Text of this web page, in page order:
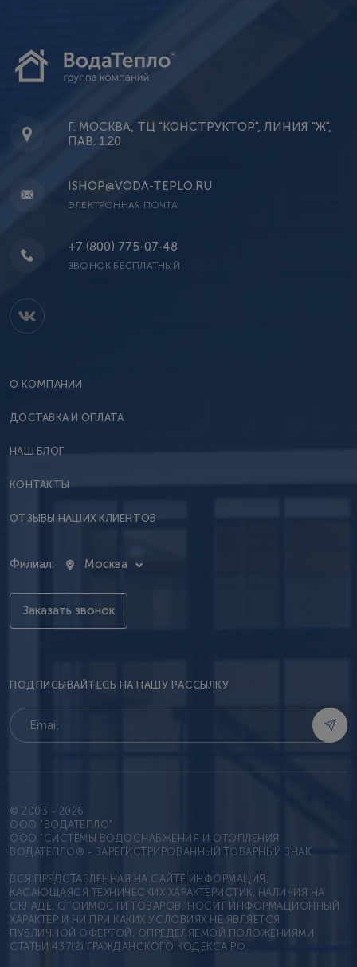
Г. МОСКВА, ТЦ "КОНСТРУКТОР", ЛИНИЯ "Ж",
ПАВ. 1.20
ISHOP@VODA-TEPLO.RU
ЭЛЕКТРОННАЯ ПОЧТА
+7 (800) 775-07-48
ЗВОНОК БЕСПЛАТНЫЙ
О КОМПАНИИ
ДОСТАВКА И ОПЛАТА
НАШ БЛОГ
КОНТАКТЫ
ОТЗЫВЫ НАШИХ КЛИЕНТОВ
Филиал: Москва
Заказать звонок
ПОДПИСЫВАЙТЕСЬ НА НАШУ РАССЫЛКУ
© 2003 - 2026
OOO "ВОДАТЕПЛО"
ООО "СИСТЕМЫ ВОДОСНАБЖЕНИЯ И ОТОПЛЕНИЯ
ВОДАТЕПЛО® - ЗАРЕГИСТРИРОВАННЫЙ ТОВАРНЫЙ ЗНАК
ВСЯ ПРЕДСТАВЛЕННАЯ НА САЙТЕ ИНФОРМАЦИЯ,
КАСАЮЩАЯСЯ ТЕХНИЧЕСКИХ ХАРАКТЕРИСТИК, НАЛИЧИЯ НА
СКЛАДЕ, СТОИМОСТИ ТОВАРОВ, НОСИТ ИНФОРМАЦИОННЫЙ
ХАРАКТЕР И НИ ПРИ КАКИХ УСЛОВИЯХ НЕ ЯВЛЯЕТСЯ
ПУБЛИЧНОЙ ОФЕРТОЙ, ОПРЕДЕЛЯЕМОЙ ПОЛОЖЕНИЯМИ
СТАТЬИ 437(2) ГРАЖДАНСКОГО КОДЕКСА РФ.